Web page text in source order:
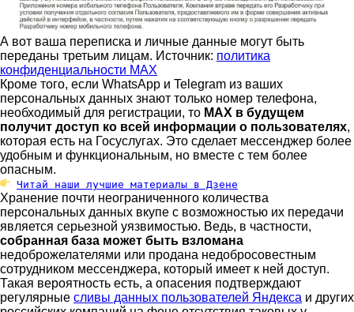
А вот ваша переписка и личные данные могут быть
переданы третьим лицам. Источник: политика
конфиденциальности MAX
Кроме того, если WhatsApp и Telegram из ваших
персональных данных знают только номер телефона,
необходимый для регистрации, то MAX в будущем
получит доступ ко всей информации о пользователях,
которая есть на Госуслугах. Это сделает мессенджер более
удобным и функциональным, но вместе с тем более
опасным.
Читай наши лучшие материалы в Дзене
Хранение почти неограниченного количества
персональных данных вкупе с возможностью их передачи
является серьезной уязвимостью. Ведь, в частности,
собранная база может быть взломана
недоброжелателями или продана недобросовестным
сотрудником мессенджера, который имеет к ней доступ.
Такая вероятность есть, а опасения подтверждают
регулярные сливы данных пользователей Яндекса и других